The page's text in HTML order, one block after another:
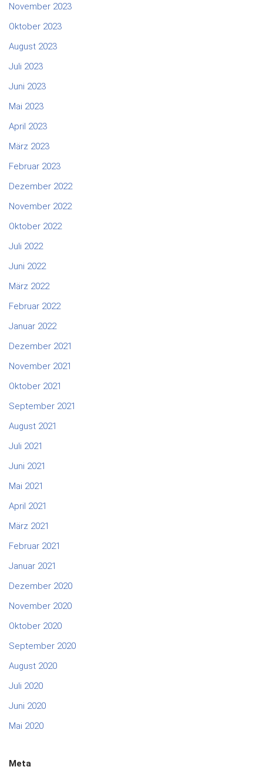
November 2023
Oktober 2023
August 2023
Juli 2023
Juni 2023
Mai 2023
April 2023
März 2023
Februar 2023
Dezember 2022
November 2022
Oktober 2022
Juli 2022
Juni 2022
März 2022
Februar 2022
Januar 2022
Dezember 2021
November 2021
Oktober 2021
September 2021
August 2021
Juli 2021
Juni 2021
Mai 2021
April 2021
März 2021
Februar 2021
Januar 2021
Dezember 2020
November 2020
Oktober 2020
September 2020
August 2020
Juli 2020
Juni 2020
Mai 2020
Meta